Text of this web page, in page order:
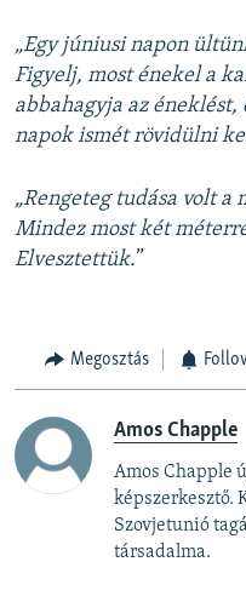
„Egy júniusi napon
Figyelj, most énekel a
abbahagyja az
napok ismét rövidülni
„Rengeteg tudása volt
Mindez most két
Elvesztettük.”
Megosztás
Amos Chapple
Amos Chapple
képszerkesztő.
Szovjetunió
társadalma.